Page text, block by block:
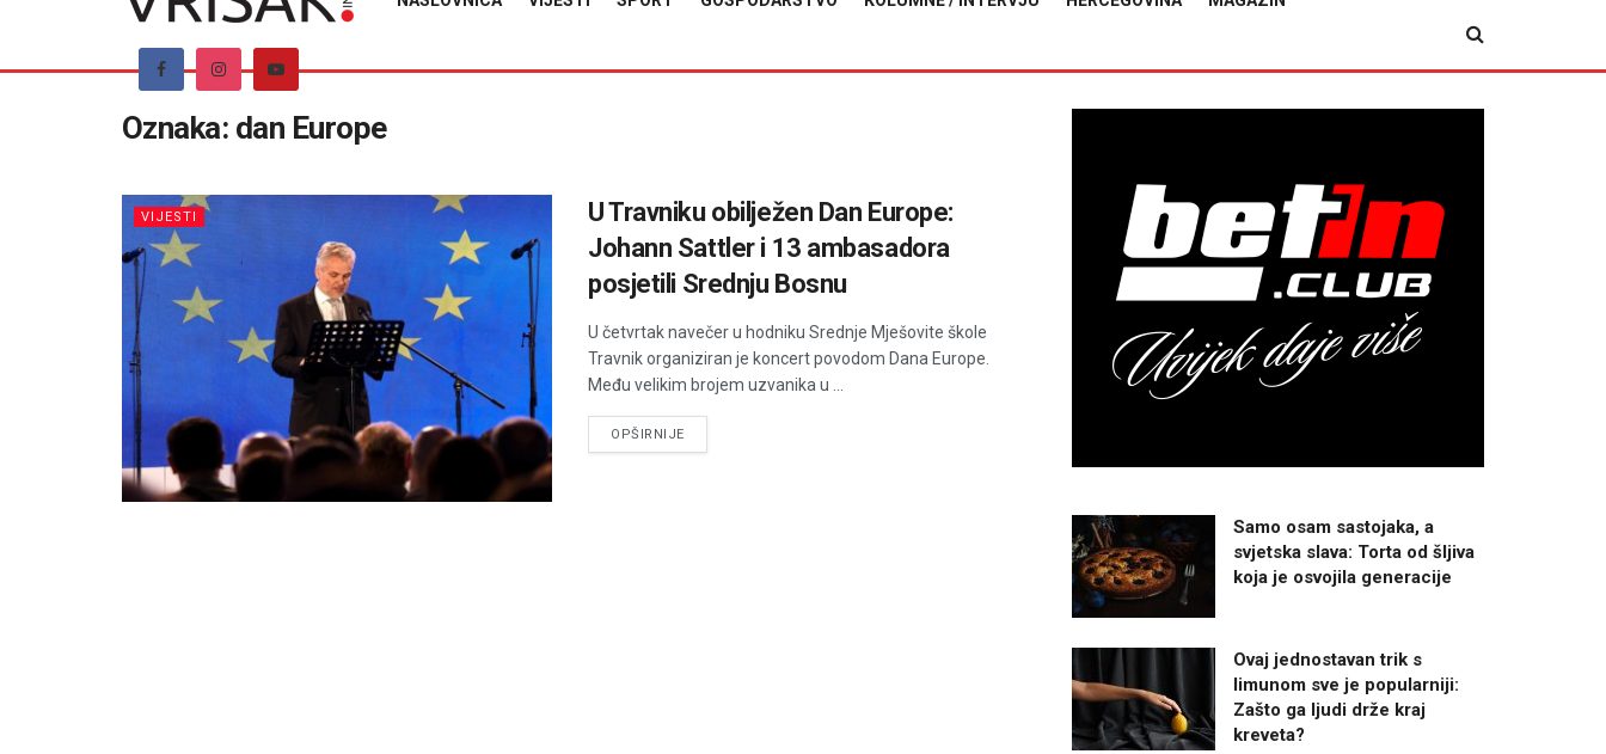
Oznaka: dan Europe
VIJESTI
U Travniku obilježen Dan Europe:
Johann Sattler i 13 ambasadora
posjetili Srednju Bosnu
U četvrtak navečer u hodniku Srednje Mješovite škole
Travnik organiziran je koncert povodom Dana Europe.
Među velikim brojem uzvanika u ...
OPŠIRNIJEDETAILS
Samo osam sastojaka, a
svjetska slava: Torta od šljiva
koja je osvojila generacije
Ovaj jednostavan trik s
limunom sve je popularniji:
Zašto ga ljudi drže kraj
kreveta?